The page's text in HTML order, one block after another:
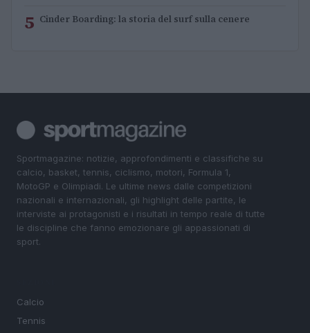
5 Cinder Boarding: la storia del surf sulla cenere
Sportmagazine: notizie, approfondimenti e classifiche su
calcio, basket, tennis, ciclismo, motori, Formula 1,
MotoGP e Olimpiadi. Le ultime news dalle competizioni
nazionali e internazionali, gli highlight delle partite, le
interviste ai protagonisti e i risultati in tempo reale di tutte
le discipline che fanno emozionare gli appassionati di
sport.
Calcio
Tennis